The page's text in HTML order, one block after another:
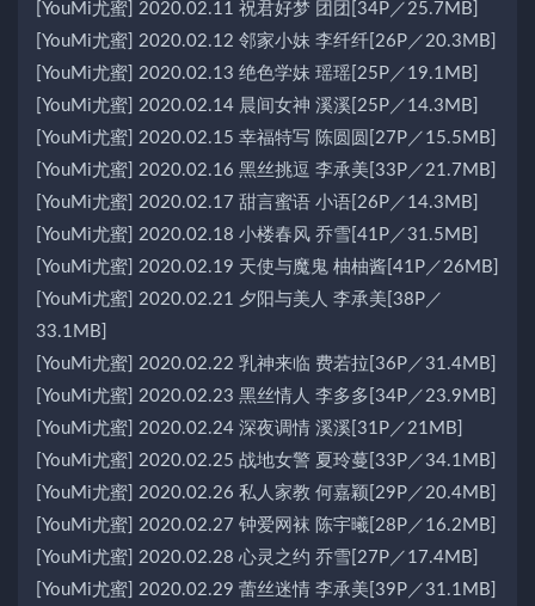
[YouMi尤蜜] 2020.02.11 祝君好梦 团团[34P／25.7MB]
[YouMi尤蜜] 2020.02.12 邻家小妹 李纤纤[26P／20.3MB]
[YouMi尤蜜] 2020.02.13 绝色学妹 瑶瑶[25P／19.1MB]
[YouMi尤蜜] 2020.02.14 晨间女神 溪溪[25P／14.3MB]
[YouMi尤蜜] 2020.02.15 幸福特写 陈圆圆[27P／15.5MB]
[YouMi尤蜜] 2020.02.16 黑丝挑逗 李承美[33P／21.7MB]
[YouMi尤蜜] 2020.02.17 甜言蜜语 小语[26P／14.3MB]
[YouMi尤蜜] 2020.02.18 小楼春风 乔雪[41P／31.5MB]
[YouMi尤蜜] 2020.02.19 天使与魔鬼 柚柚酱[41P／26MB]
[YouMi尤蜜] 2020.02.21 夕阳与美人 李承美[38P／
33.1MB]
[YouMi尤蜜] 2020.02.22 乳神来临 费若拉[36P／31.4MB]
[YouMi尤蜜] 2020.02.23 黑丝情人 李多多[34P／23.9MB]
[YouMi尤蜜] 2020.02.24 深夜调情 溪溪[31P／21MB]
[YouMi尤蜜] 2020.02.25 战地女警 夏玲蔓[33P／34.1MB]
[YouMi尤蜜] 2020.02.26 私人家教 何嘉颖[29P／20.4MB]
[YouMi尤蜜] 2020.02.27 钟爱网袜 陈宇曦[28P／16.2MB]
[YouMi尤蜜] 2020.02.28 心灵之约 乔雪[27P／17.4MB]
[YouMi尤蜜] 2020.02.29 蕾丝迷情 李承美[39P／31.1MB]